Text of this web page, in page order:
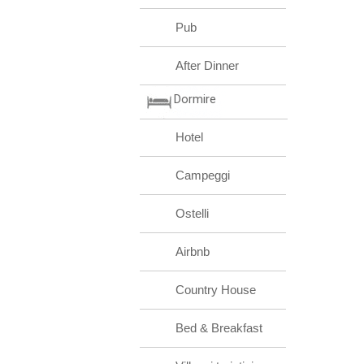
Pub
After Dinner
Dormire
Hotel
Campeggi
Ostelli
Airbnb
Country House
Bed & Breakfast